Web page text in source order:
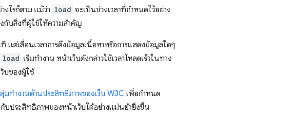
งไรก็ตาม แม้ว่า load จะเป็นช่วงเวลาที่กําหนดไว้อย่าง
งกับสิ่งที่ผู้ใช้ให้ความสําคัญ
แต่เลื่อนเวลาการดึงข้อมูลเนื้อหาหรือการแสดงข้อมูลใดๆ
load เริ่มทํางาน หน้าเว็บดังกล่าวใช้เวลาโหลดเร็วในทาง
บของผู้ใช้
มทํางานด้านประสิทธิภาพของเว็บ W3C เพื่อกำหนด
บประสิทธิภาพของหน้าเว็บได้อย่างแม่นยำยิ่งขึ้น